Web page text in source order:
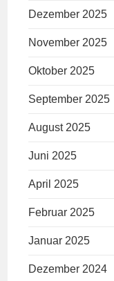
Dezember 2025
November 2025
Oktober 2025
September 2025
August 2025
Juni 2025
April 2025
Februar 2025
Januar 2025
Dezember 2024